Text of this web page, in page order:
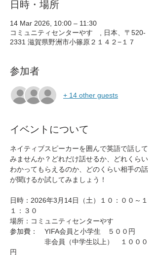
日時・場所
14 Mar 2026, 10:00 – 11:30
コミュニティセンターやす , 日本、〒520-
2331 滋賀県野洲市小篠原２１４２−１７
参加者
+ 14 other guests
イベントについて
ネイティブスピーカーを囲んで英語で話して
みませんか？どれだけ話せるか、どれくらい
わかってもらえるのか、どのくらい相手の話
が聞けるか試してみましょう！
日時：2026年3月14日（土）１０：００～１
１：３０
場所：コミュニティセンターやす
参加費：　YIFA会員と小学生　５００円
非会員（中学生以上）　１０００
円